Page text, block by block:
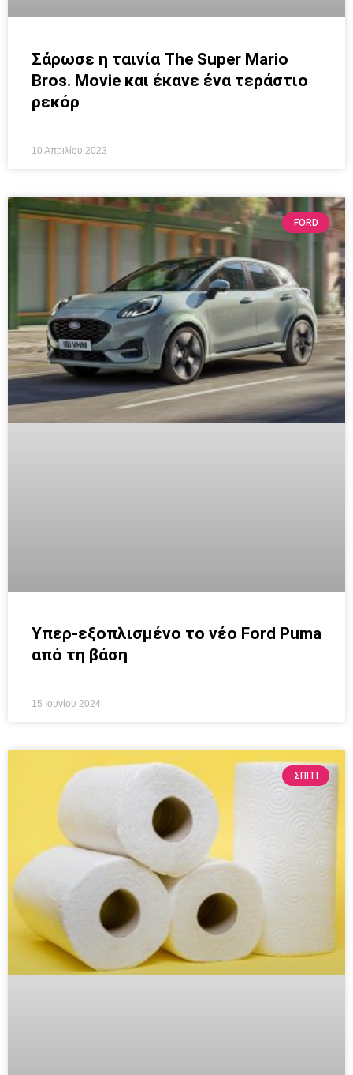
Σάρωσε η ταινία The Super Mario
Bros. Movie και έκανε ένα τεράστιο
ρεκόρ
10 Απριλίου 2023
FORD
Υπερ-εξοπλισμένο το νέο Ford Puma
από τη βάση
15 Ιουνίου 2024
ΣΠΙΤΙ